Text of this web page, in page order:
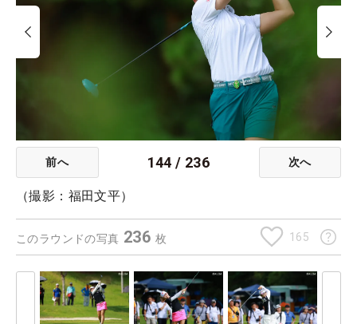
前へ 144 / 236 次へ
（撮影：福田文平）
このラウンドの写真 236 枚 165